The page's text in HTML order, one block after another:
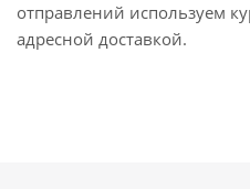
отправлений используем
адресной доставкой.